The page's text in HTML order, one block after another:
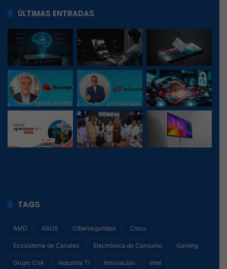
ÚLTIMAS ENTRADAS
TAGS
AMD ASUS Ciberseguridad Cisco
Ecosistema de Canales Electrónica de Consumo Gaming
Grupo CVA Industria TI Innovación Intel